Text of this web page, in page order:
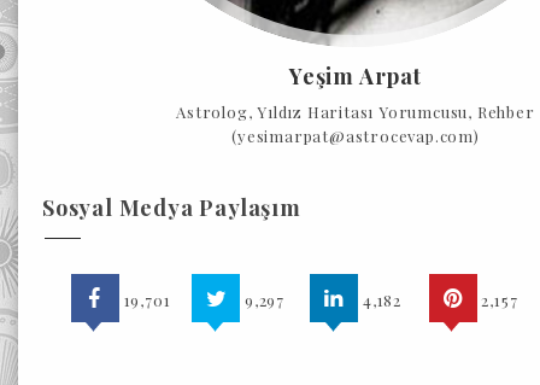
Yeşim Arpat
Astrolog, Yıldız Haritası Yorumcusu, Rehber
(yesimarpat@astrocevap.com)
Sosyal Medya Paylaşım
19,701 9,297 4,182 2,157